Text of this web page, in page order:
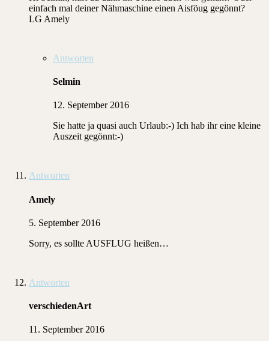
einfach mal deiner Nähmaschine einen Aisföug gegönnt?
LG Amely
Antworten
Selmin
12. September 2016
Sie hatte ja quasi auch Urlaub:-) Ich hab ihr eine kleine
Auszeit gegönnt:-)
Antworten
Amely
5. September 2016
Sorry, es sollte AUSFLUG heißen…
Antworten
verschiedenArt
11. September 2016